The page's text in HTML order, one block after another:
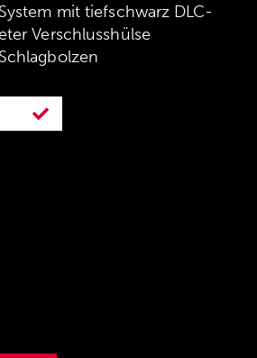
mit tiefschwarz DLC-
Verschlusshülse